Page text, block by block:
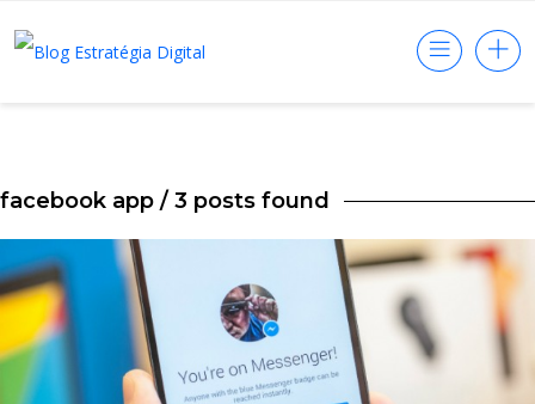
facebook app / 3 posts found